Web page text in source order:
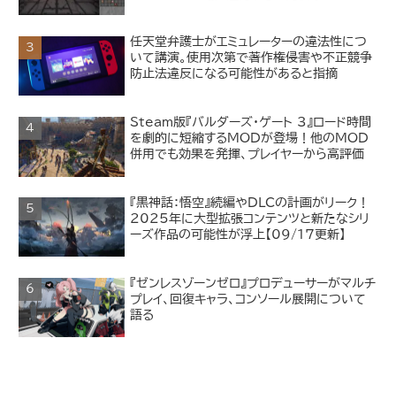
任天堂弁護士がエミュレーターの違法性につ
いて講演。使用次第で著作権侵害や不正競争
防止法違反になる可能性があると指摘
Steam版『バルダーズ・ゲート 3』ロード時間
を劇的に短縮するMODが登場！他のMOD
併用でも効果を発揮、プレイヤーから高評価
『黒神話：悟空』続編やDLCの計画がリーク！
2025年に大型拡張コンテンツと新たなシリ
ーズ作品の可能性が浮上【09/17更新】
『ゼンレスゾーンゼロ』プロデューサーがマルチ
プレイ、回復キャラ、コンソール展開について
語る